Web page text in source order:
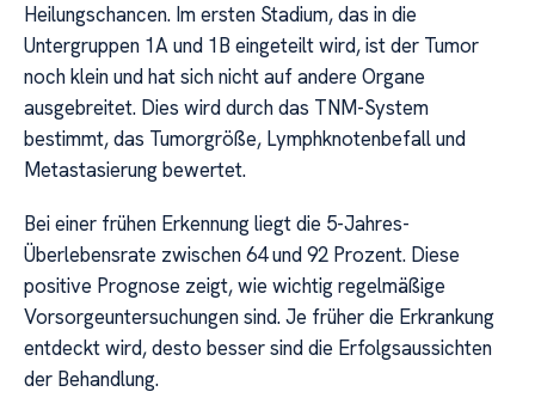
Heilungschancen. Im ersten Stadium, das in die
Untergruppen 1A und 1B eingeteilt wird, ist der Tumor
noch klein und hat sich nicht auf andere Organe
ausgebreitet. Dies wird durch das TNM-System
bestimmt, das Tumorgröße, Lymphknotenbefall und
Metastasierung bewertet.
Bei einer frühen Erkennung liegt die 5-Jahres-
Überlebensrate zwischen 64 und 92 Prozent. Diese
positive Prognose zeigt, wie wichtig regelmäßige
Vorsorgeuntersuchungen sind. Je früher die Erkrankung
entdeckt wird, desto besser sind die Erfolgsaussichten
der Behandlung.